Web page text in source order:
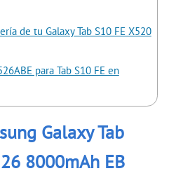
de tu Galaxy Tab S10 FE X520
para Tab S10 FE en
Galaxy Tab
8000mAh EB